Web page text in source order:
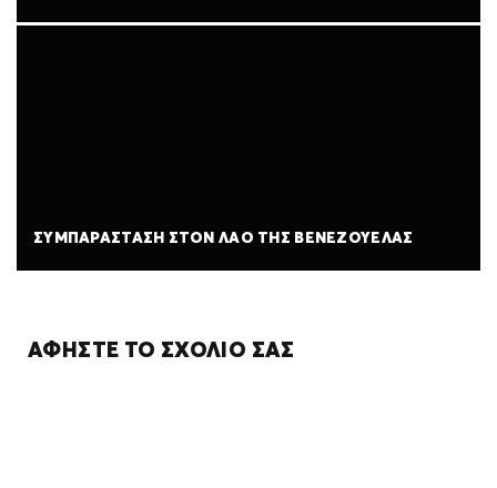
ΣΥΜΠΑΡΆΣΤΑΣΗ ΣΤΟΝ ΛΑΌ ΤΗΣ ΒΕΝΕΖΟΥΈΛΑΣ
ΑΦΉΣΤΕ ΤΟ ΣΧΌΛΙΌ ΣΑΣ